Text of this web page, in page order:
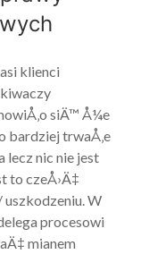
klienci
siÄ™ Å¼e
bardziej trwaÅ‚e
lecz nic nie jest
to czeÅ›Ä‡
W
procesowi
mianem